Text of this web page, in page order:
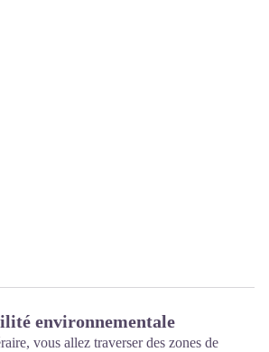
environnementale
vous allez traverser des zones de